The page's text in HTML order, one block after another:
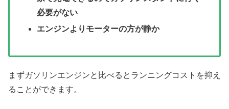
必要がない
エンジンよりモーターの方が静か
まずガソリンエンジンと比べるとランニングコストを抑え
ることができます。